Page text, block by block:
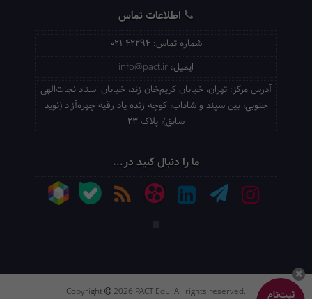
ثبت‌نام
اطلاعات تماس
شماره تماس: 021 42294
ایمیل: info@pact.ir
آدرس مرکز: تهران، خیابان کریم‌خان زند، خیابان استاد نجات‌الهی
جنوبی، بین سپند و شاداب، کوچه زنده یاد رقیه چهره‌آزاد (نوید
سابق)، پلاک 23
ما را دنبال کنید در...
Copyright 2026 PACT Edu. All rights reserved.